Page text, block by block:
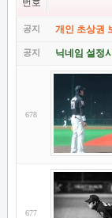
번호
공지 개인 초상권
공지 닉네임 설정
678
677